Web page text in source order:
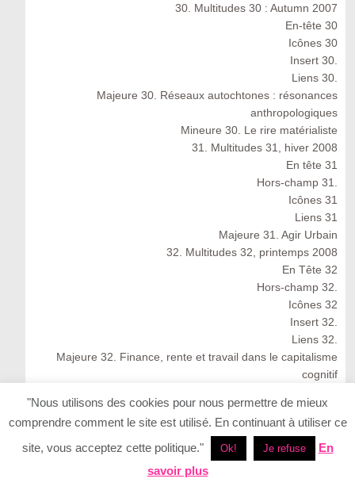
30. Multitudes 30 : Autumn 2007
En-tête 30
Icônes 30
Insert 30.
Liens 30.
Majeure 30. Réseaux autochtones : résonances
anthropologiques
Mineure 30. Le rire matérialiste
31. Multitudes 31, hiver 2008
En tête 31
Hors-champ 31.
Icônes 31
Liens 31
Majeure 31. Agir Urbain
32. Multitudes 32, printemps 2008
En Tête 32
Hors-champ 32.
Icônes 32
Insert 32.
Liens 32.
Majeure 32. Finance, rente et travail dans le capitalisme
cognitif
33. Multitudes 33, été 2008
33. Multitudes 33 : Summer 2008
En Tête 33
Icônes 33. Ernesto Neto
"Nous utilisons des cookies pour nous permettre de mieux
comprendre comment le site est utilisé. En continuant à utiliser ce
site, vous acceptez cette politique."
Ok! Je refuse
En
savoir plus